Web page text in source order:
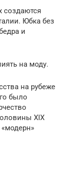
создаются
Юбка без
и
на моду.
на рубеже
было
XIX